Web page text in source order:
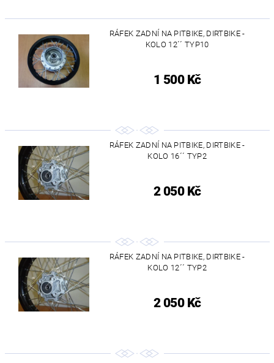
RÁFEK ZADNÍ NA PITBIKE, DIRTBIKE -
KOLO 12´´ TYP10
1 500 Kč
RÁFEK ZADNÍ NA PITBIKE, DIRTBIKE -
KOLO 16´´ TYP2
2 050 Kč
RÁFEK ZADNÍ NA PITBIKE, DIRTBIKE -
KOLO 12´´ TYP2
2 050 Kč